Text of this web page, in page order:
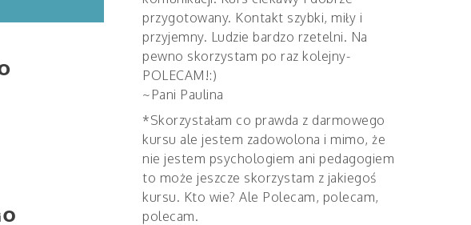
przygotowany. Kontakt szybki, miły i
przyjemny. Ludzie bardzo rzetelni. Na
pewno skorzystam po raz kolejny-
POLECAM!:)
~Pani Paulina
*Skorzystałam co prawda z darmowego
kursu ale jestem zadowolona i mimo, że
nie jestem psychologiem ani pedagogiem
to może jeszcze skorzystam z jakiegoś
kursu. Kto wie? Ale Polecam, polecam,
polecam.